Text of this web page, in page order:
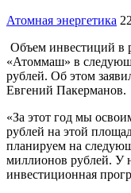
Атомная энергетика
Объем инвестиций в
«Атоммаш» в
рублей. Об этом
Евгений Пакерманов.
«За этот год мы
рублей на этой
планируем на
миллионов рублей. У
инвестиционная